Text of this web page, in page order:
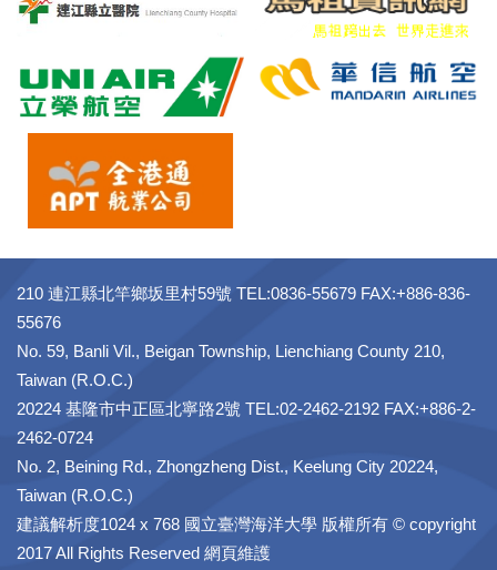
210 連江縣北竿鄉坂里村59號 TEL:0836-55679 FAX:+886-836-
55676
No. 59, Banli Vil., Beigan Township, Lienchiang County 210,
Taiwan (R.O.C.)
20224 基隆市中正區北寧路2號 TEL:02-2462-2192 FAX:+886-2-
2462-0724
No. 2, Beining Rd., Zhongzheng Dist., Keelung City 20224,
Taiwan (R.O.C.)
建議解析度1024 x 768 國立臺灣海洋大學 版權所有 © copyright
2017 All Rights Reserved 網頁維護